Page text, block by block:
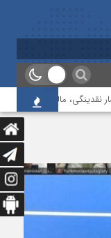
مالیات و افت